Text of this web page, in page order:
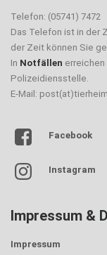
Telefon: (05741) 7472
Das Telefon ist in der
der Zeit können Sie
In Notfällen
Polizeidiensstelle.
E-Mail:
Facebook
Instagram
Impressum &
Impressum